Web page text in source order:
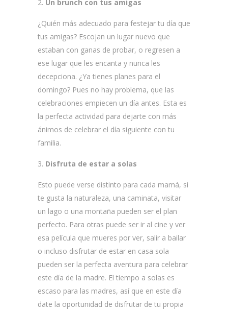
Un brunch con tus amigas
¿Quién más adecuado para festejar tu día que
tus amigas? Escojan un lugar nuevo que
estaban con ganas de probar, o regresen a
ese lugar que les encanta y nunca les
decepciona. ¿Ya tienes planes para el
domingo? Pues no hay problema, que las
celebraciones empiecen un día antes. Esta es
la perfecta actividad para dejarte con más
ánimos de celebrar el día siguiente con tu
familia.
Disfruta de estar a solas
Esto puede verse distinto para cada mamá, si
te gusta la naturaleza, una caminata, visitar
un lago o una montaña pueden ser el plan
perfecto. Para otras puede ser ir al cine y ver
esa película que mueres por ver, salir a bailar
o incluso disfrutar de estar en casa sola
pueden ser la perfecta aventura para celebrar
este día de la madre. El tiempo a solas es
escaso para las madres, así que en este día
date la oportunidad de disfrutar de tu propia